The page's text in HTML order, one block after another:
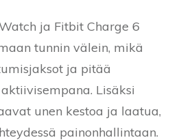
ja Fitbit Charge 6
tunnin välein, mikä
ja pitää
Lisäksi
unen kestoa ja laatua,
painonhallintaan.